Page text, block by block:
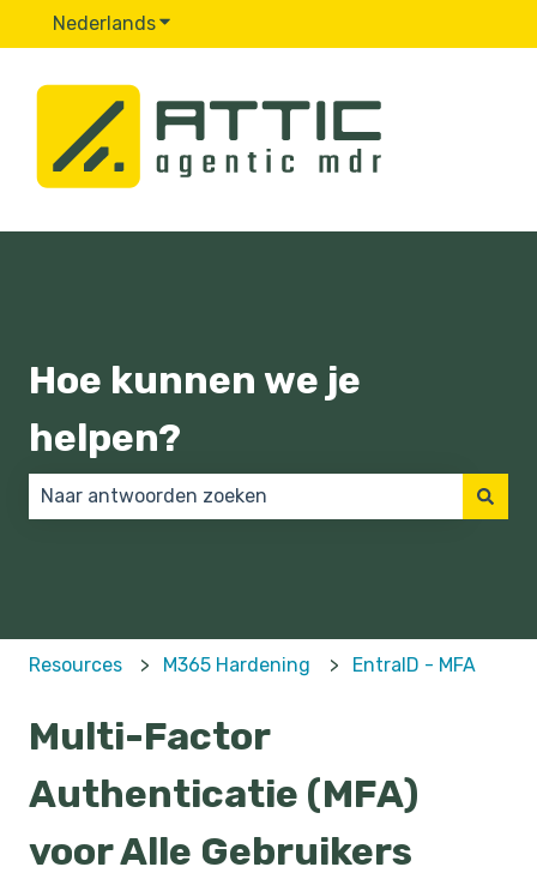
NederlandsSubmenu tonen voor vertalingen
Hoe kunnen we je
helpen?
Resources M365 Hardening EntraID - MFA
Multi-Factor
Authenticatie (MFA)
voor Alle Gebruikers